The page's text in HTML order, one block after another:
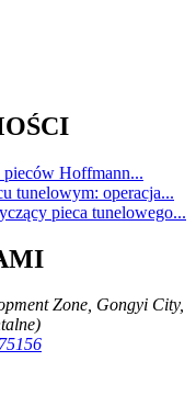
pieców Hoffmann...
tunelowym: operacja...
pieca tunelowego...
Zone, Gongyi City,